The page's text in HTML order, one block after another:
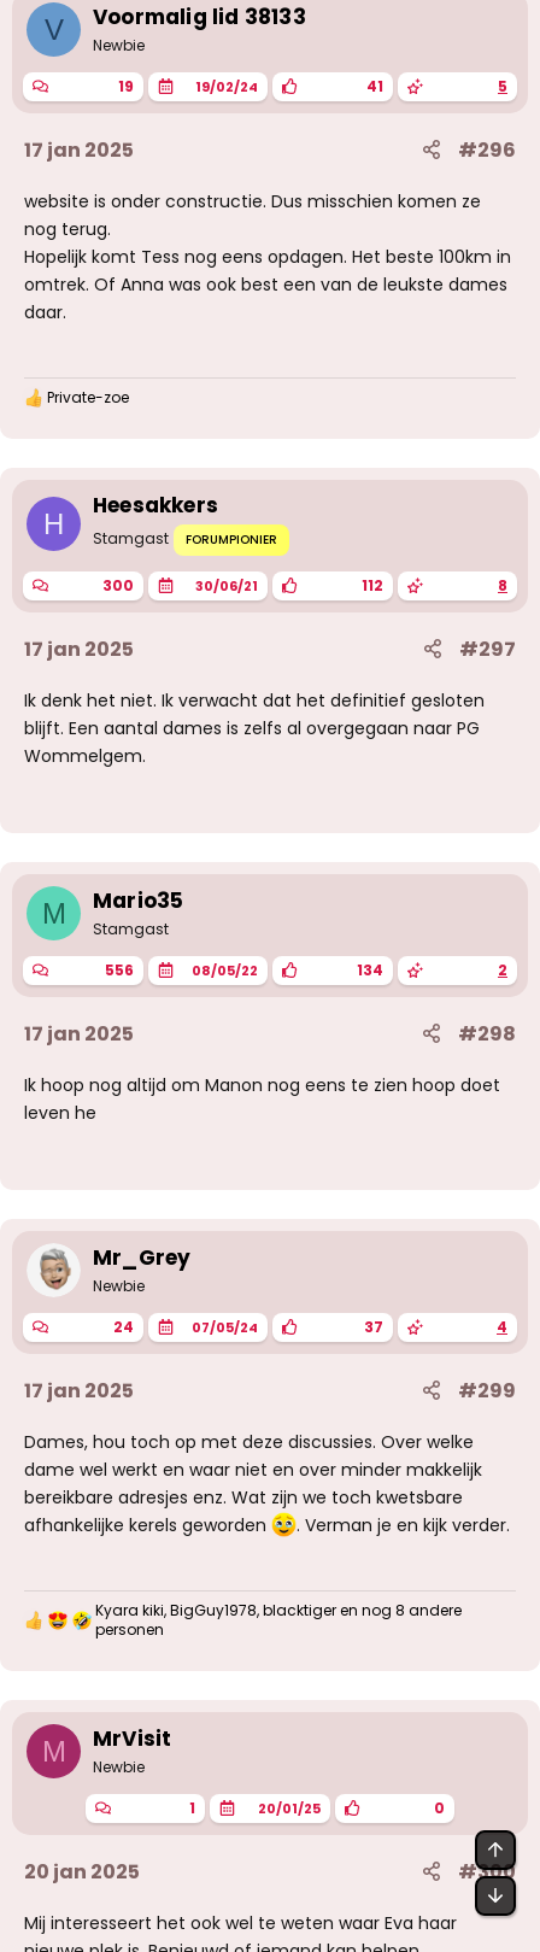
V Voormalig lid 38133
Newbie
19 19/02/24 41 5
17 jan 2025 #296
website is onder constructie. Dus misschien komen ze
nog terug.
Hopelijk komt Tess nog eens opdagen. Het beste 100km in
omtrek. Of Anna was ook best een van de leukste dames
daar.
W
r
g
e
:
Private-zoe
H
Heesakkers
Stamgast FORUMPIONIER
300 30/06/21 112 8
17 jan 2025 #297
Ik denk het niet. Ik verwacht dat het definitief gesloten
blijft. Een aantal dames is zelfs al overgegaan naar PG
Wommelgem.
M Mario35
Stamgast
556 08/05/22 134 2
17 jan 2025 #298
Ik hoop nog altijd om Manon nog eens te zien hoop doet
leven he
Mr_Grey
Newbie
24 07/05/24 37 4
17 jan 2025 #299
Dames, hou toch op met deze discussies. Over welke
dame wel werkt en waar niet en over minder makkelijk
bereikbare adresjes enz. Wat zijn we toch kwetsbare
afhankelijke kerels geworden
. Verman je en kijk verder.
W
r
Kyara kiki,BigGuy1978,blacktigeren nog 8 andere
personen
M MrVisit
Newbie
1 20/01/25 0
20 jan 2025 #300
Mij interesseert het ook wel te weten waar Eva haar